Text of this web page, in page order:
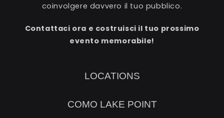
coinvolgere davvero il tuo pubblico.
Contattaci ora e costruisci il tuo prossimo
evento memorabile!
LOCATIONS
COMO LAKE POINT